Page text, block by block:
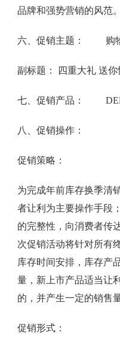
品牌和强势营销的风
六、促销主题： 购
副标题： 四重大礼
七、促销产品：
八、促销操作：
促销策略：
为完成年前库存换季清
者让利为主要操作手段
的完整性，向消费者传
次促销活动将针对所有
库存时间安排，库存产
量，新上市产品适当让
的，并产生一定的销
促销形式：